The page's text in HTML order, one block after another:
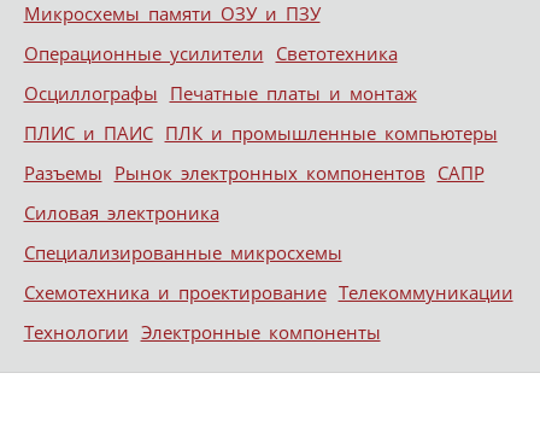
Микросхемы памяти ОЗУ и ПЗУ
Операционные усилители Светотехника
Осциллографы Печатные платы и монтаж
ПЛИС и ПАИС ПЛК и промышленные компьютеры
Разъемы Рынок электронных компонентов САПР
Силовая электроника
Специализированные микросхемы
Схемотехника и проектирование Телекоммуникации
Технологии Электронные компоненты